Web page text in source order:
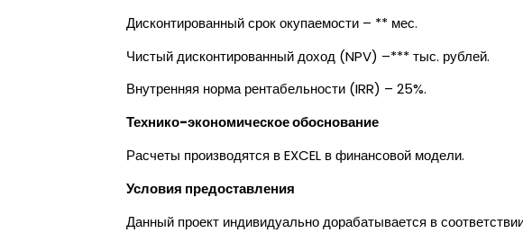
Дисконтированный срок окупаемости – ** мес.
Чистый дисконтированный доход (NPV) –*** тыс. рублей.
Внутренняя норма рентабельности (IRR) – 25%.
Технико-экономическое обоснование
Расчеты производятся в EXCEL в финансовой модели.
Условия предоставления
Данный проект индивидуально дорабатывается в